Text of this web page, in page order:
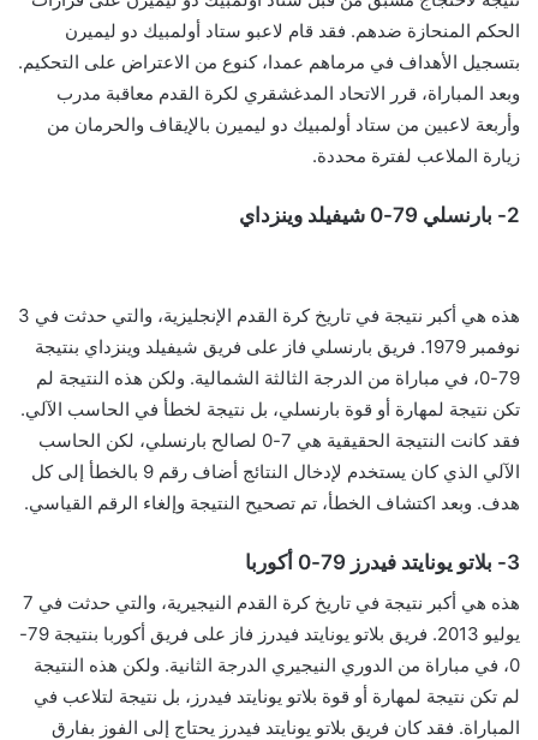
الحكم المنحازة ضدهم. فقد قام لاعبو ستاد أولمبيك دو ليميرن
بتسجيل الأهداف في مرماهم عمدا، كنوع من الاعتراض على التحكيم.
وبعد المباراة، قرر الاتحاد المدغشقري لكرة القدم معاقبة مدرب
وأربعة لاعبين من ستاد أولمبيك دو ليميرن بالإيقاف والحرمان من
زيارة الملاعب لفترة محددة.
2- بارنسلي 79-0 شيفيلد وينزداي
هذه هي أكبر نتيجة في تاريخ كرة القدم الإنجليزية، والتي حدثت في 3
نوفمبر 1979. فريق بارنسلي فاز على فريق شيفيلد وينزداي بنتيجة
79-0، في مباراة من الدرجة الثالثة الشمالية. ولكن هذه النتيجة لم
تكن نتيجة لمهارة أو قوة بارنسلي، بل نتيجة لخطأ في الحاسب الآلي.
فقد كانت النتيجة الحقيقية هي 7-0 لصالح بارنسلي، لكن الحاسب
الآلي الذي كان يستخدم لإدخال النتائج أضاف رقم 9 بالخطأ إلى كل
هدف. وبعد اكتشاف الخطأ، تم تصحيح النتيجة وإلغاء الرقم القياسي.
3- بلاتو يونايتد فيدرز 79-0 أكوربا
هذه هي أكبر نتيجة في تاريخ كرة القدم النيجيرية، والتي حدثت في 7
يوليو 2013. فريق بلاتو يونايتد فيدرز فاز على فريق أكوربا بنتيجة 79-
0، في مباراة من الدوري النيجيري الدرجة الثانية. ولكن هذه النتيجة
لم تكن نتيجة لمهارة أو قوة بلاتو يونايتد فيدرز، بل نتيجة لتلاعب في
المباراة. فقد كان فريق بلاتو يونايتد فيدرز يحتاج إلى الفوز بفارق